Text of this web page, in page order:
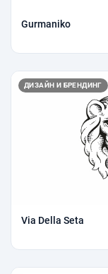
Gurmaniko
ДИЗАЙН И БРЕНДИНГ
Via Della Seta